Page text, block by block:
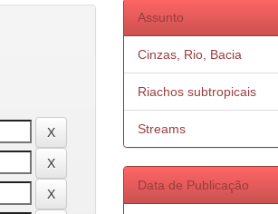
Assunto
Cinzas, Rio, Bacia
Riachos subtropicais
Streams
Data de Publicação